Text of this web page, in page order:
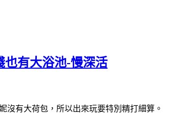
也有大浴池-慢深活
沒有大荷包，所以出來玩要特別精打細算。